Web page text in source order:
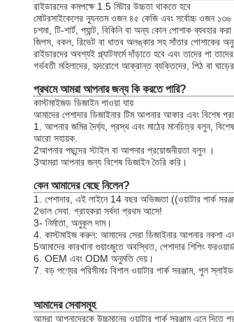
রাইডারদের কমপক্ষে 1.5 মিটার উচ্চতা থাকতে হবে
মোটরসাইকেলের ন্যূনতম ওজন ৪৫ কেজি এবং সর্বোচ্চ ওজন ১৩৬
চশমা, টি-শার্ট, প্যান্ট, বিকিনি বা অন্য কোন পোশাক ব্যবহার
জিপস, বকল, রিভেট বা ধাতব অলঙ্কার সহ সাঁতার পোশাকের
রাইডারদের অবশ্যই প্ল্যাটফর্মে দাঁড়াতে হবে এবং তাদের পা
গর্ভবতী মহিলাদের, হৃদরোগে আক্রান্ত ব্যক্তিদের, পিঠ বা
প্রথমে আমরা আপনার জন্য কি করতে পারি?
কাস্টমাইজড ডিজাইন পাওয়া যায়
আমাদের পেশাদার ডিজাইনার টিম আপনার আকার এবং বিশেষ
1. আপনার জমির দৈর্ঘ্য, প্রস্থ এবং মাঠের মানচিত্র বলুন,
আরো সহায়ক.
2আপনার পছন্দের স্টাইল বা আপনার প্রয়োজনীয়তা বলুন ।
3আমরা আপনার জন্য বিশেষ ডিজাইন তৈরি করি।
কেন আমাদের বেছে নিলেন?
1. পেশাদার, এই লাইনে 14 বছর অভিজ্ঞতা ((ওয়াটার পার্ক
2ভাল সেবা. গ্রাহকরা সর্বদা প্রথম আসে!
3- নির্মাতা, অনুকূল দাম।
4. কাস্টমাইজ করুন: আমাদের সেরা ডিজাইনার আপনার নকশা
5আমাদের কারখানা গুয়াংজুতে অবস্থিত, পেশাদার শিপিং
6. OEM এবং ODM অনুমতি দেয়।
7. বড় পণ্যের পরিসীমাঃ বিশাল ওয়াটার পার্ক সরঞ্জাম, পুল
আমাদের সেবাসমূহ
আমরা আপনাদেরকে উচ্চমানের ওয়াটার পার্ক সরঞ্জাম এনে দিতে